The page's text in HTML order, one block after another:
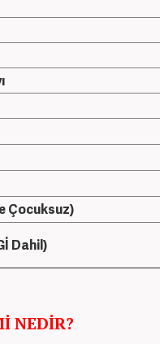
Çocuksuz)
Dahil)
NEDİR?